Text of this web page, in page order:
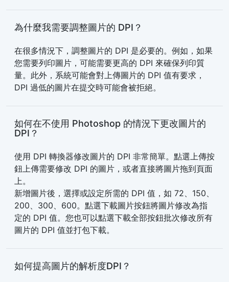
為什麼我需要調整圖片的 DPI？
在很多情況下，調整圖片的 DPI 是必要的。例如，如果
您需要列印圖片，可能需要更高的 DPI 來確保列印質
量。此外，系統可能會對上傳圖片的 DPI 值有要求，
DPI 過低的圖片在提交時可能會被拒絕。
如何在不使用 Photoshop 的情況下更改圖片的
DPI？
使用 DPI 轉換器修改圖片的 DPI 非常簡單。點選上傳按
鈕上傳需要修改 DPI 的圖片，或者直接將圖片拖到頁面
上。
新增圖片後，選擇或設定所需的 DPI 值，如 72、150、
200、300、600。點選下載圖片按鈕將圖片修改為指
定的 DPI 值。您也可以點選下載全部按鈕批次修改所有
圖片的 DPI 值並打包下載。
如何提高圖片的解析度DPI？